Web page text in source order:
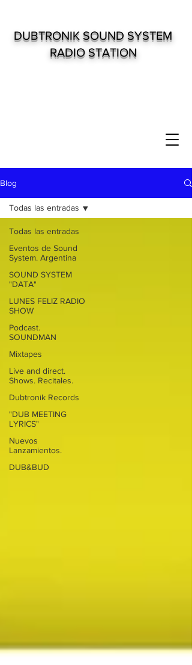
DUBTRONIK SOUND SYSTEM
RADIO STATION
Blog
Todas las entradas
Eventos de Sound
System. Argentina
SOUND SYSTEM
"DATA"
LUNES FELIZ RADIO
SHOW
Podcast.
SOUNDMAN
Mixtapes
Live and direct.
Shows. Recitales.
Dubtronik Records
"DUB MEETING
LYRICS"
Nuevos
Lanzamientos.
DUB&BUD
Todas las entradas